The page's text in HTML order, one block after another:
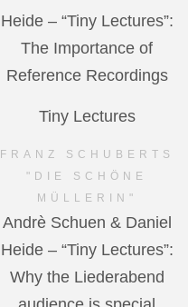
Heide – “Tiny Lectures”:
The Importance of
Reference Recordings
Tiny Lectures
FRANZ SCHUBERTS
"DIE SCHÖNE
MÜLLERIN"
Andrè Schuen & Daniel
Heide – “Tiny Lectures”:
Why the Liederabend